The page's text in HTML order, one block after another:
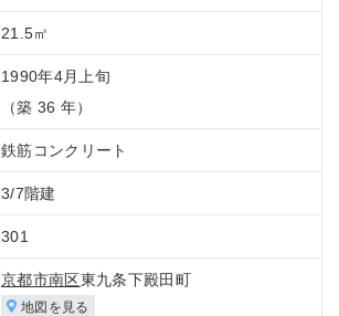
21.5㎡
1990年4月上旬
（築 36 年）
鉄筋コンクリート
3/7階建
301
京都市南区東九条下殿田町
地図を見る